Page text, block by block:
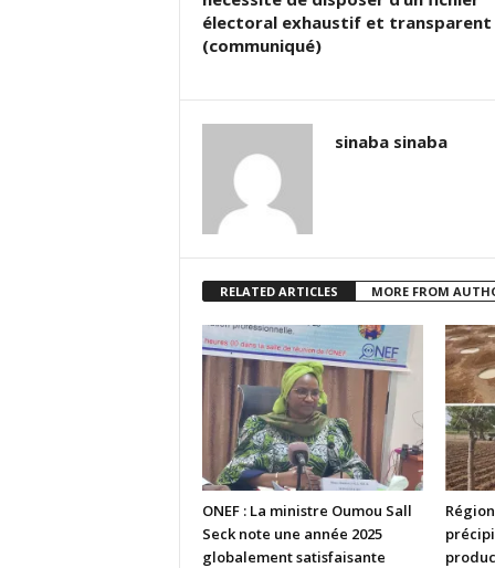
électoral exhaustif et transparent
(communiqué)
sinaba sinaba
RELATED ARTICLES MORE FROM
ONEF : La ministre Oumou Sall
Seck note une année 2025
globalement satisfaisante